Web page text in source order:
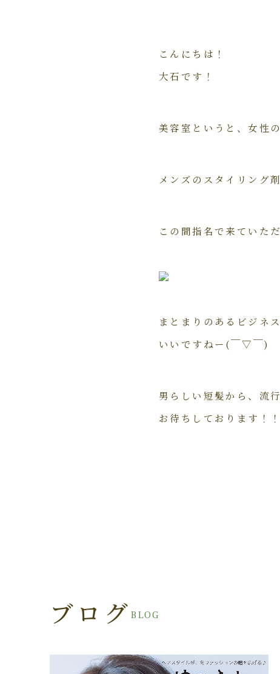
こんにちは！
大石です！
美容室というと、女性
メンズのスタイリング
この間指名で来ていた
まとまりのあるビジネ
いいですねー(￣▽￣)
男らしい短髪から、流
お待ちしております！！
BLOG
ブログ